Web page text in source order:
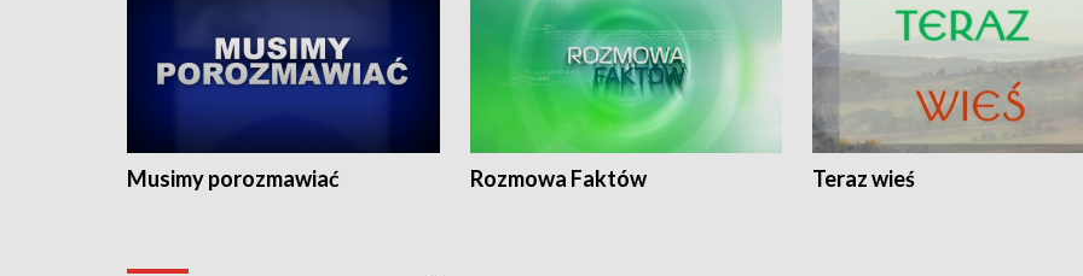
Musimy porozmawiać Rozmowa Faktów Teraz wieś